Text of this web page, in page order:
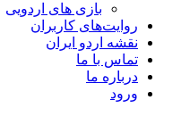
بازی های اردویی
روایت‌های کاربران
نقشه اردو ایران
تماس با ما
درباره ما
ورود